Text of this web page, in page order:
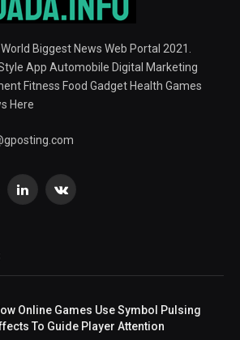
Biggest News Web Portal 2021.
App Automobile Digital Marketing
Fitness Food Gadget Health Games
Here
LinkedInVKontakte
Online Games Use Symbol Pulsing
To Guide Player Attention